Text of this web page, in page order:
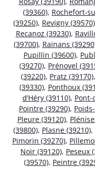
(39360), Rochefort-
(39250), Revigny (39570)
Recanoz (39230),
(39700), Rainans
Pupillin (39600),
(39270), Prénovel
(39220), Pratz (39170),
(39330), Ponthoux
d’Héry (39110), Pont-
Pointre (39290),
Pleure (39120),
(39800), Plasne (39210),
Pimorin (39270),
Noir (39120), Peseux
(39570), Peintre